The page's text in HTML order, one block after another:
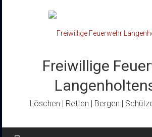
Freiwillige
Löschen | Retten | Bergen |